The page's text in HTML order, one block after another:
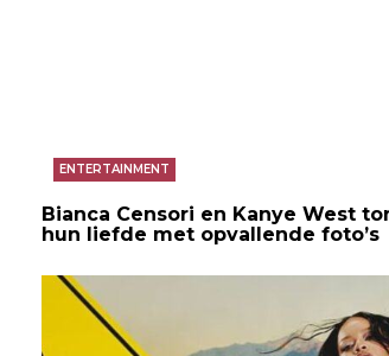
ENTERTAINMENT
Bianca Censori en Kanye West
hun liefde met opvallende foto’s